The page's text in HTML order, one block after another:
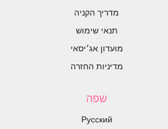
מדריך הקניה
תנאי שימוש
מועדון אג׳יסאי
מדיניות החזרה
שפה
Русский